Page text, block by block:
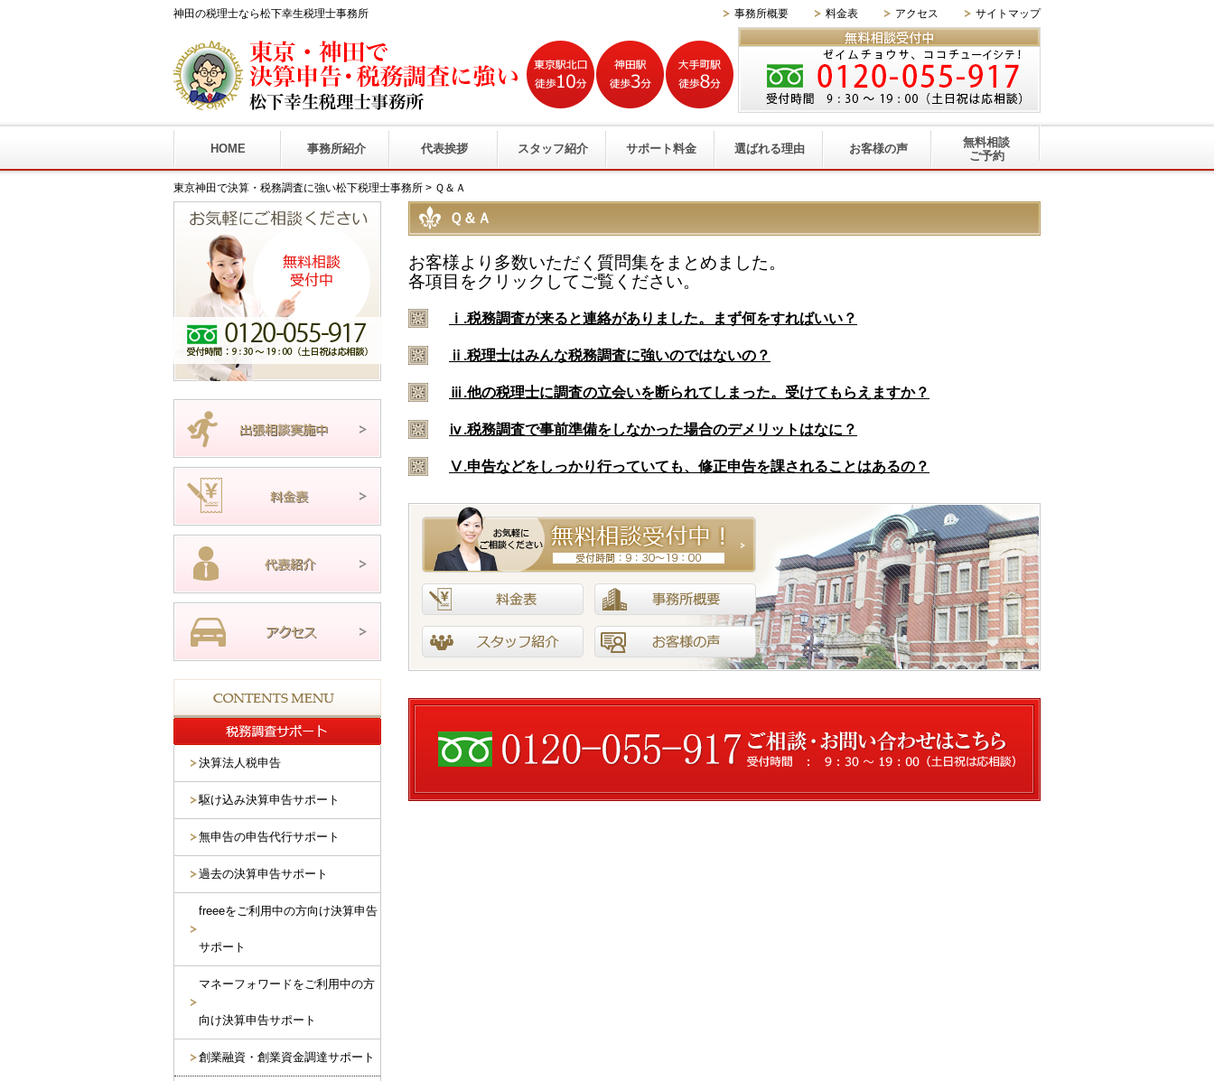
神田の税理士なら松下幸生税理士事務所 事務所概要 料金表 アクセス サイトマップ
HOME 事務所紹介 代表挨拶 スタッフ紹介 サポート料金 選ばれる理由 お客様の声
無料相談
ご予約
東京神田で決算・税務調査に強い松下税理士事務所 > Ｑ＆Ａ
Ｑ＆Ａ
お客様より多数いただく質問集をまとめました。
各項目をクリックしてご覧ください。
ⅰ.税務調査が来ると連絡がありました。まず何をすればいい？
ⅱ.税理士はみんな税務調査に強いのではないの？
ⅲ.他の税理士に調査の立会いを断られてしまった。受けてもらえますか？
ⅳ.税務調査で事前準備をしなかった場合のデメリットはなに？
Ⅴ.申告などをしっかり行っていても、修正申告を課されることはあるの？
決算法人税申告
駆け込み決算申告サポート
無申告の申告代行サポート
過去の決算申告サポート
freeeをご利用中の方向け決算申告
サポート
マネーフォワードをご利用中の方
向け決算申告サポート
創業融資・創業資金調達サポート